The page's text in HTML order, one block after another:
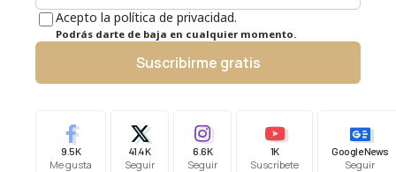
Acepto la política de privacidad.
Podrás darte de baja en cualquier momento.
Suscribirme gratis
9.5K
Me gusta
41.4K
Seguir
6.6K
Seguir
1K
Suscríbete
Google News
Seguir